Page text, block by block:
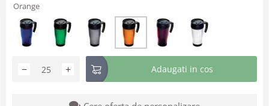
Orange
+
− Adaugati in cos